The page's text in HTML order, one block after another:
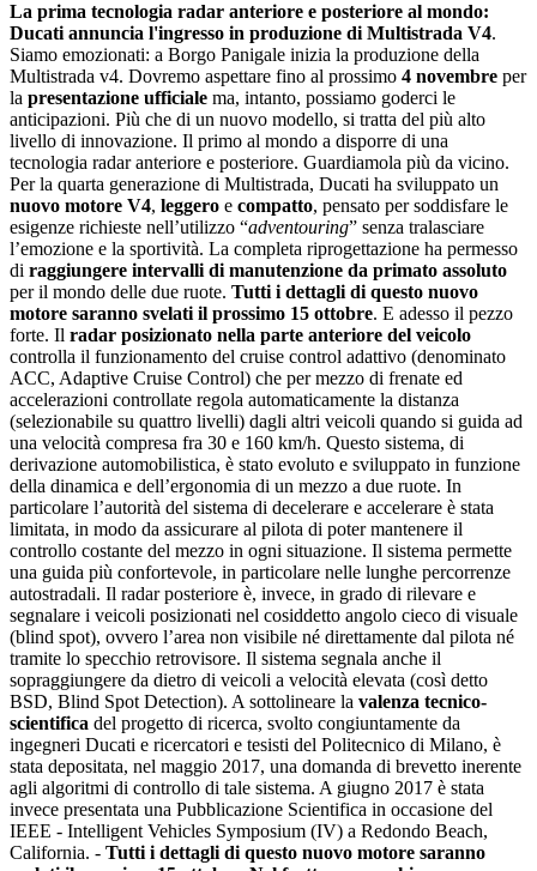
La prima tecnologia radar anteriore e posteriore al mondo:
Ducati annuncia l'ingresso in produzione di Multistrada V4.
Siamo emozionati: a Borgo Panigale inizia la produzione della
Multistrada v4. Dovremo aspettare fino al prossimo 4 novembre per
la presentazione ufficiale ma, intanto, possiamo goderci le
anticipazioni. Più che di un nuovo modello, si tratta del più alto
livello di innovazione. Il primo al mondo a disporre di una
tecnologia radar anteriore e posteriore. Guardiamola più da vicino.
Per la quarta generazione di Multistrada, Ducati ha sviluppato un
nuovo motore V4, leggero e compatto, pensato per soddisfare le
esigenze richieste nell’utilizzo “adventouring” senza tralasciare
l’emozione e la sportività. La completa riprogettazione ha permesso
di raggiungere intervalli di manutenzione da primato assoluto
per il mondo delle due ruote. Tutti i dettagli di questo nuovo
motore saranno svelati il prossimo 15 ottobre. E adesso il pezzo
forte. Il radar posizionato nella parte anteriore del veicolo
controlla il funzionamento del cruise control adattivo (denominato
ACC, Adaptive Cruise Control) che per mezzo di frenate ed
accelerazioni controllate regola automaticamente la distanza
(selezionabile su quattro livelli) dagli altri veicoli quando si guida ad
una velocità compresa fra 30 e 160 km/h. Questo sistema, di
derivazione automobilistica, è stato evoluto e sviluppato in funzione
della dinamica e dell’ergonomia di un mezzo a due ruote. In
particolare l’autorità del sistema di decelerare e accelerare è stata
limitata, in modo da assicurare al pilota di poter mantenere il
controllo costante del mezzo in ogni situazione. Il sistema permette
una guida più confortevole, in particolare nelle lunghe percorrenze
autostradali. Il radar posteriore è, invece, in grado di rilevare e
segnalare i veicoli posizionati nel cosiddetto angolo cieco di visuale
(blind spot), ovvero l’area non visibile né direttamente dal pilota né
tramite lo specchio retrovisore. Il sistema segnala anche il
sopraggiungere da dietro di veicoli a velocità elevata (così detto
BSD, Blind Spot Detection). A sottolineare la valenza tecnico-
scientifica del progetto di ricerca, svolto congiuntamente da
ingegneri Ducati e ricercatori e tesisti del Politecnico di Milano, è
stata depositata, nel maggio 2017, una domanda di brevetto inerente
agli algoritmi di controllo di tale sistema. A giugno 2017 è stata
invece presentata una Pubblicazione Scientifica in occasione del
IEEE - Intelligent Vehicles Symposium (IV) a Redondo Beach,
California. - Tutti i dettagli di questo nuovo motore saranno